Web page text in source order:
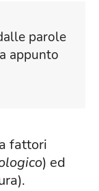
parole
appunto
fattori
) ed